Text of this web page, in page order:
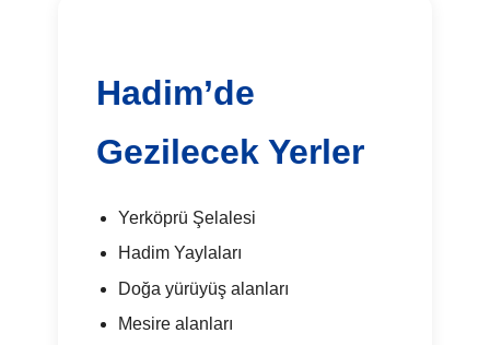
Hadim’de
Gezilecek Yerler
Yerköprü Şelalesi
Hadim Yaylaları
Doğa yürüyüş alanları
Mesire alanları